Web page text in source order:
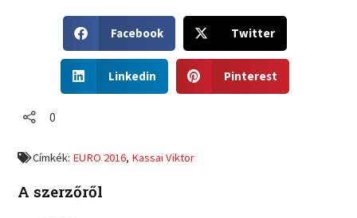
h
a
r
b
Facebook
h
a
Twitter
h
a
n
i
Linkedin
h
a
n
Pinterest
0
Címkék: EURO 2016, Kassai Viktor
A szerzőről